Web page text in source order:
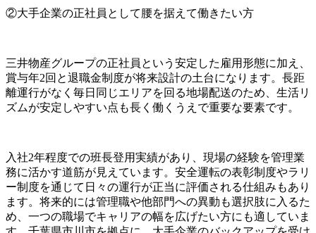
②大手企業の正社員として腰を据えて働きたい方
三井物産グループの正社員という安定した雇用形態に加え、
賞与年2回と退職金制度が将来設計の土台になります。長距
離運行がなく毎日同じエリアを回る地場配送のため、生活リ
ズムが安定しやすい点も長く働くうえで重要な要素です。
入社2年程度での班長登用実績があり、現場の経験を管理業
務に活かす道筋が見えています。安全運転の表彰制度やラリ
ー制度を通じて日々の運行が正当に評価される仕組みもあり
ます。将来的には管理職や他部門への異動も選択肢に入るた
め、一つの職場でキャリアの幅を広げたい方にも適していま